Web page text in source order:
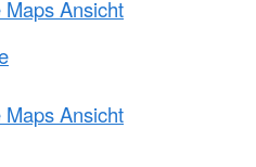
Ansicht
Ansicht